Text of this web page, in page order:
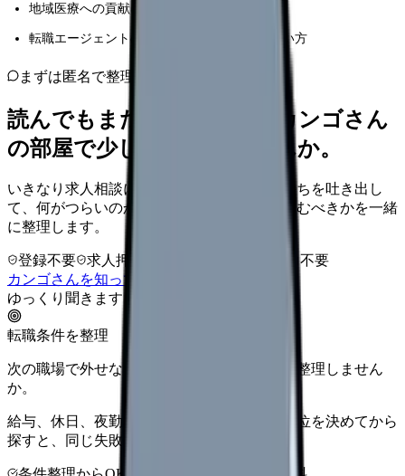
地域医療への貢献に関心がある方
転職エージェントの効果的な活用法を知りたい方
まずは匿名で整理
読んでもまだ苦しいなら、カンゴさん
の部屋で少し話してみませんか。
いきなり求人相談には進みません。今の気持ちを吐き出し
て、何がつらいのか、辞めるべきか、少し休むべきかを一緒
に整理します。
登録不要 求人押し売りなし
病院名は入力不要
カンゴさんを知ってから相談する
ゆっくり聞きます
転職条件を整理
次の職場で外せない条件を、求人を見る前に整理しません
か。
給与、休日、夜勤、通勤、人間関係。優先順位を決めてから
探すと、同じ失敗を繰り返しにくくなります。